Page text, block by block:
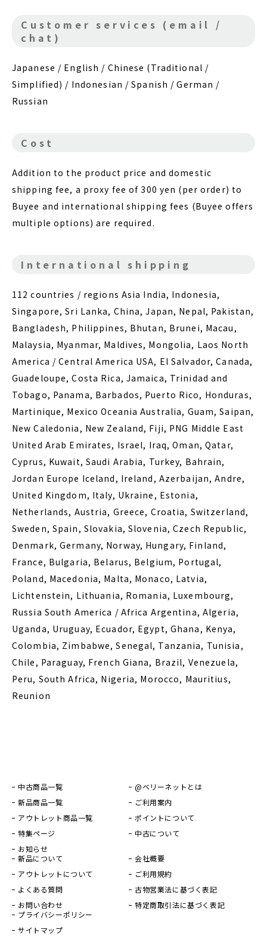
Customer services (email /
chat)
Japanese / English / Chinese (Traditional /
Simplified) / Indonesian / Spanish / German /
Russian
Cost
Addition to the product price and domestic
shipping fee, a proxy fee of 300 yen (per order) to
Buyee and international shipping fees (Buyee offers
multiple options) are required.
International shipping
112 countries / regions Asia India, Indonesia,
Singapore, Sri Lanka, China, Japan, Nepal, Pakistan,
Bangladesh, Philippines, Bhutan, Brunei, Macau,
Malaysia, Myanmar, Maldives, Mongolia, Laos North
America / Central America USA, El Salvador, Canada,
Guadeloupe, Costa Rica, Jamaica, Trinidad and
Tobago, Panama, Barbados, Puerto Rico, Honduras,
Martinique, Mexico Oceania Australia, Guam, Saipan,
New Caledonia, New Zealand, Fiji, PNG Middle East
United Arab Emirates, Israel, Iraq, Oman, Qatar,
Cyprus, Kuwait, Saudi Arabia, Turkey, Bahrain,
Jordan Europe Iceland, Ireland, Azerbaijan, Andre,
United Kingdom, Italy, Ukraine, Estonia,
Netherlands, Austria, Greece, Croatia, Switzerland,
Sweden, Spain, Slovakia, Slovenia, Czech Republic,
Denmark, Germany, Norway, Hungary, Finland,
France, Bulgaria, Belarus, Belgium, Portugal,
Poland, Macedonia, Malta, Monaco, Latvia,
Lichtenstein, Lithuania, Romania, Luxembourg,
Russia South America / Africa Argentina, Algeria,
Uganda, Uruguay, Ecuador, Egypt, Ghana, Kenya,
Colombia, Zimbabwe, Senegal, Tanzania, Tunisia,
Chile, Paraguay, French Giana, Brazil, Venezuela,
Peru, South Africa, Nigeria, Morocco, Mauritius,
Reunion
中古商品一覧
新品商品一覧
アウトレット商品一覧
特集ページ
お知らせ
@ベリーネットとは
ご利用案内
ポイントについて
中古について
新品について
アウトレットについて
よくある質問
お問い合わせ
会社概要
ご利用規約
古物営業法に基づく表記
特定商取引法に基づく表記
プライバシーポリシー
サイトマップ